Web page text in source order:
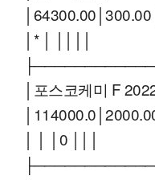
│* │ ││││
│포스코케미 F
│ │ │0 │││